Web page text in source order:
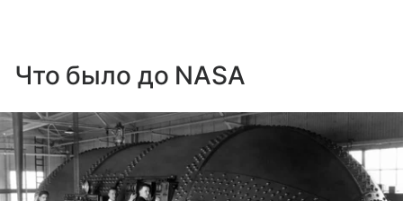
Что было до NASA